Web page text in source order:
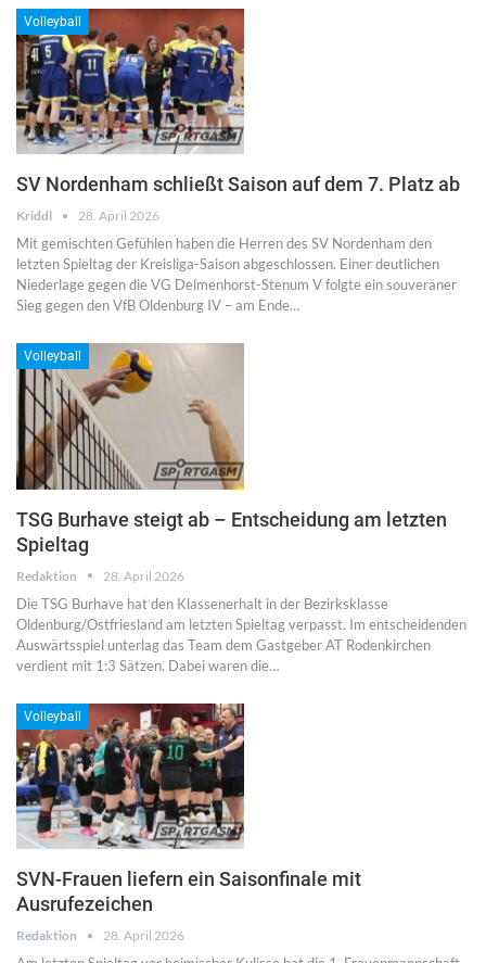
Volleyball
SV Nordenham schließt Saison auf dem 7. Platz ab
Kriddl 28. April 2026
Mit gemischten Gefühlen haben die Herren des SV Nordenham den
letzten Spieltag der Kreisliga-Saison abgeschlossen. Einer deutlichen
Niederlage gegen die VG Delmenhorst-Stenum V folgte ein souveräner
Sieg gegen den VfB Oldenburg IV – am Ende…
Volleyball
TSG Burhave steigt ab – Entscheidung am letzten
Spieltag
Redaktion 28. April 2026
Die TSG Burhave hat den Klassenerhalt in der Bezirksklasse
Oldenburg/Ostfriesland am letzten Spieltag verpasst. Im entscheidenden
Auswärtsspiel unterlag das Team dem Gastgeber AT Rodenkirchen
verdient mit 1:3 Sätzen. Dabei waren die…
Volleyball
SVN-Frauen liefern ein Saisonfinale mit
Ausrufezeichen
Redaktion 28. April 2026